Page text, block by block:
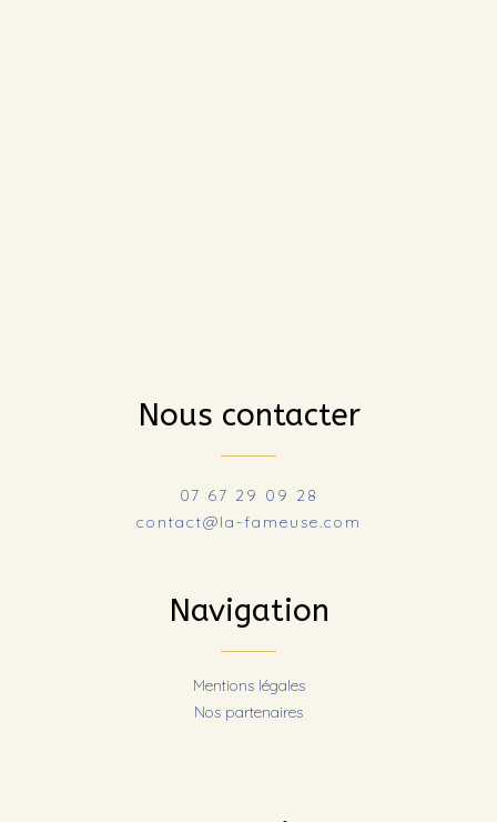
Nous contacter
07 67 29 09 28
contact@la-fameuse.com
Navigation
Mentions légales
Nos partenaires